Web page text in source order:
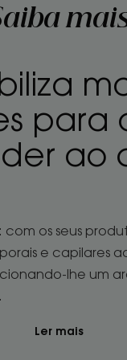
para
ao
os seus
e capilares
lhe um
Ler mais